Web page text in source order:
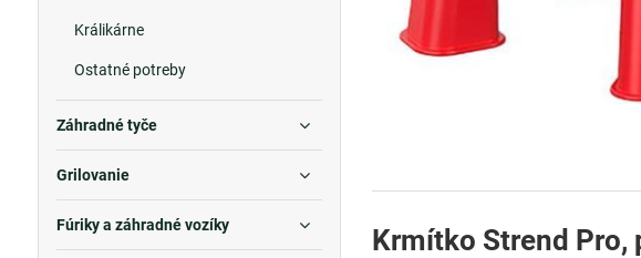
Krmítko Strend Pro,
Králikárne
Ostatné potreby
Záhradné tyče
Grilovanie
Fúriky a záhradné vozíky